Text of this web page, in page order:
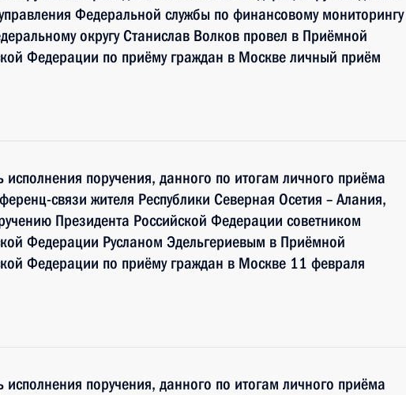
Федеральной службы по финансовому мониторингу
округу Станислав Волков провел в Приёмной
Федерации по приёму граждан в Москве личный приём
исполнения поручения, данного по итогам личного приёма
связи жителя Республики Северная Осетия – Алания,
Президента Российской Федерации советником
Федерации Русланом Эдельгериевым в Приёмной
Федерации по приёму граждан в Москве 11 февраля
исполнения поручения, данного по итогам личного приёма